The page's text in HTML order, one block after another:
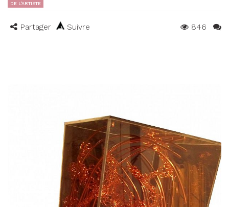
DE L'ARTISTE
Partager Suivre 846